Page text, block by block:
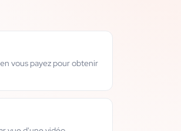
vous payez pour obtenir